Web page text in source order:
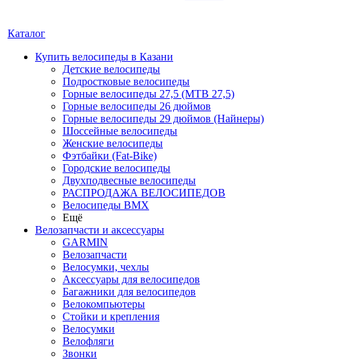
Каталог
Купить велосипеды в Казани
Детские велосипеды
Подростковые велосипеды
Горные велосипеды 27,5 (MTB 27,5)
Горные велосипеды 26 дюймов
Горные велосипеды 29 дюймов (Найнеры)
Шоссейные велосипеды
Женские велосипеды
Фэтбайки (Fat-Bike)
Городские велосипеды
Двухподвесные велосипеды
РАСПРОДАЖА ВЕЛОСИПЕДОВ
Велосипеды BMX
Ещё
Велозапчасти и аксессуары
GARMIN
Велозапчасти
Велосумки, чехлы
Аксессуары для велосипедов
Багажники для велосипедов
Велокомпьютеры
Стойки и крепления
Велосумки
Велофляги
Звонки